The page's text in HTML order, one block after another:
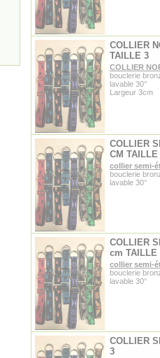
COLLIER
TAILLE 3
COLLIER
bouclerie
lavable 30°
Largeur 3cm
COLLIER
CM TAILLE
collier semi-
bouclerie
lavable 30°
COLLIER
cm TAILLE
collier semi-
bouclerie
lavable 30°
COLLIER
3